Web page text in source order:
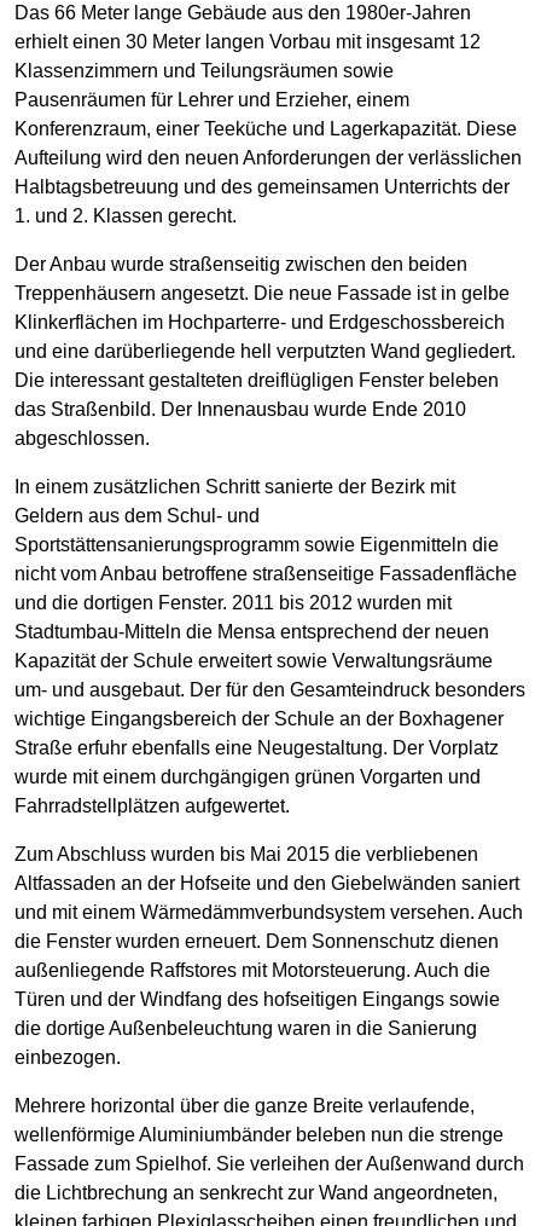
Das 66 Meter lange Gebäude aus den 1980er-Jahren
erhielt einen 30 Meter langen Vorbau mit insgesamt 12
Klassenzimmern und Teilungsräumen sowie
Pausenräumen für Lehrer und Erzieher, einem
Konferenzraum, einer Teeküche und Lagerkapazität. Diese
Aufteilung wird den neuen Anforderungen der verlässlichen
Halbtagsbetreuung und des gemeinsamen Unterrichts der
1. und 2. Klassen gerecht.
Der Anbau wurde straßenseitig zwischen den beiden
Treppenhäusern angesetzt. Die neue Fassade ist in gelbe
Klinkerflächen im Hochparterre- und Erdgeschossbereich
und eine darüberliegende hell verputzten Wand gegliedert.
Die interessant gestalteten dreiflügligen Fenster beleben
das Straßenbild. Der Innenausbau wurde Ende 2010
abgeschlossen.
In einem zusätzlichen Schritt sanierte der Bezirk mit
Geldern aus dem Schul- und
Sportstättensanierungsprogramm sowie Eigenmitteln die
nicht vom Anbau betroffene straßenseitige Fassadenfläche
und die dortigen Fenster. 2011 bis 2012 wurden mit
Stadtumbau-Mitteln die Mensa entsprechend der neuen
Kapazität der Schule erweitert sowie Verwaltungsräume
um- und ausgebaut. Der für den Gesamteindruck besonders
wichtige Eingangsbereich der Schule an der Boxhagener
Straße erfuhr ebenfalls eine Neugestaltung. Der Vorplatz
wurde mit einem durchgängigen grünen Vorgarten und
Fahrradstellplätzen aufgewertet.
Zum Abschluss wurden bis Mai 2015 die verbliebenen
Altfassaden an der Hofseite und den Giebel­wänden saniert
und mit einem Wärmedämm­verbund­system versehen. Auch
die Fenster wurden erneuert. Dem Sonnenschutz dienen
außenliegende Raffstores mit Motorsteuerung. Auch die
Türen und der Windfang des hofseitigen Eingangs sowie
die dortige Außenbeleuchtung waren in die Sanierung
einbezogen.
Mehrere horizontal über die ganze Breite verlaufende,
wellenförmige Aluminiumbänder beleben nun die strenge
Fassade zum Spielhof. Sie verleihen der Außenwand durch
die Lichtbrechung an senkrecht zur Wand angeordneten,
kleinen farbigen Plexiglasscheiben einen freundlichen und